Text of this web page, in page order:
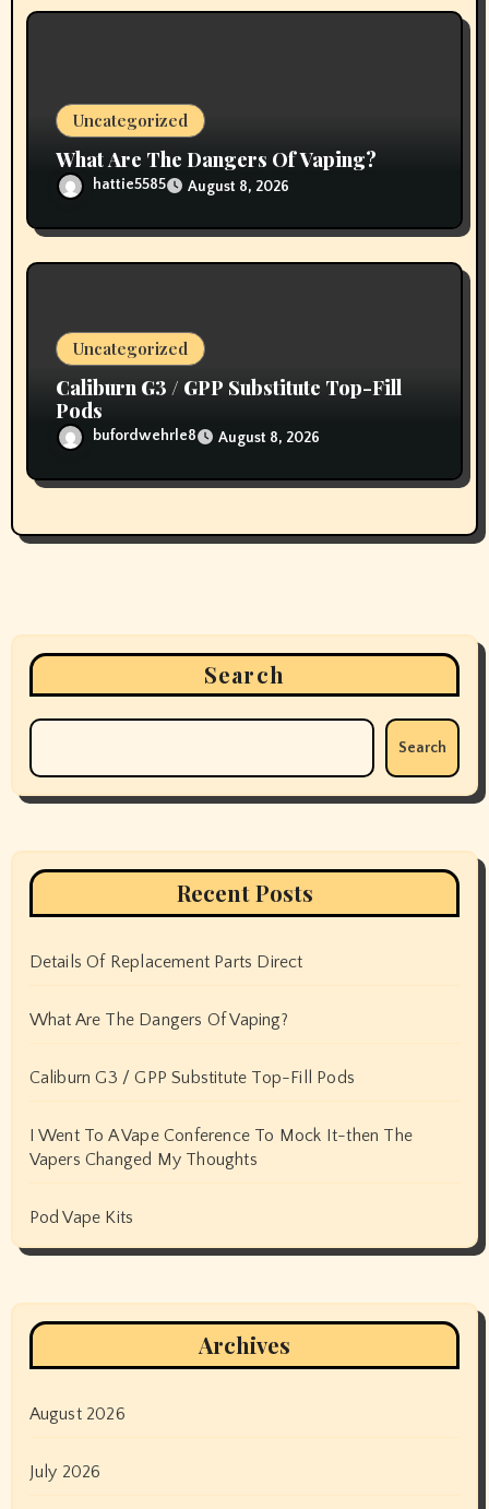
Uncategorized
What Are The Dangers Of Vaping?
hattie5585 August 8, 2026
Uncategorized
Caliburn G3 / GPP Substitute Top-Fill
Pods
bufordwehrle8 August 8, 2026
Search
Search
Recent Posts
Details Of Replacement Parts Direct
What Are The Dangers Of Vaping?
Caliburn G3 / GPP Substitute Top-Fill Pods
I Went To A Vape Conference To Mock It-then The
Vapers Changed My Thoughts
Pod Vape Kits
Archives
August 2026
July 2026